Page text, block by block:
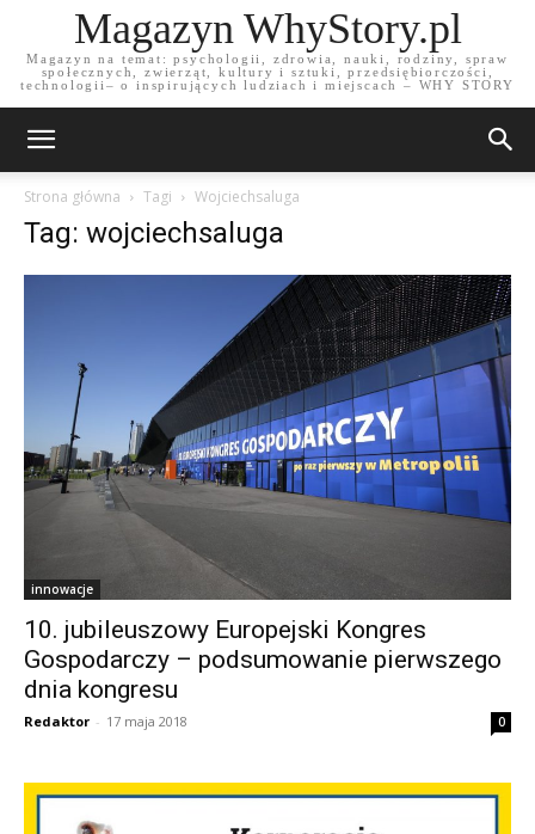
Magazyn WhyStory.pl
Magazyn na temat: psychologii, zdrowia, nauki, rodziny, spraw
społecznych, zwierząt, kultury i sztuki, przedsiębiorczości,
technologii– o inspirujących ludziach i miejscach – WHY STORY
Strona główna Tagi Wojciechsaluga
Tag: wojciechsaluga
innowacje
10. jubileuszowy Europejski Kongres
Gospodarczy – podsumowanie pierwszego
dnia kongresu
Redaktor - 17 maja 2018 0